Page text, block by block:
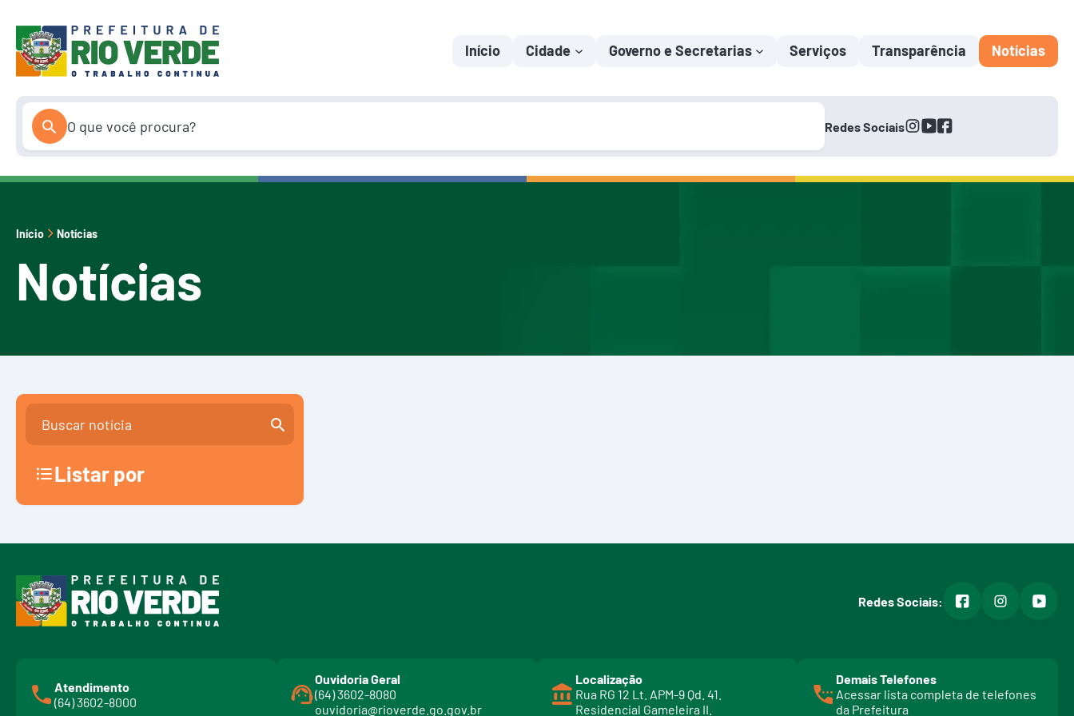
para
conteúdo
Início Cidade Governo e Secretarias Serviços Transparência Notícias
Redes Sociaisinstagram
youtube
facebook
Início Notícias
Notícias
Listar por
Redes Sociais: facebookinstagram
Atendimento
(64) 3602-8000
Ouvidoria Geral
(64) 3602-8080
ouvidoria@rioverde.go.gov.br
Localização
Rua RG 12 Lt. APM-9 Qd. 41.
Residencial Gameleira II.
Demais Telefones
Acessar lista completa de telefones
da Prefeitura
l
i